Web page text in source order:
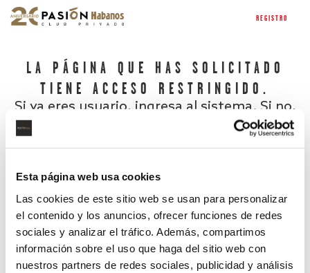
Esta página web usa cookies
Las cookies de este sitio web se usan para personalizar
el contenido y los anuncios, ofrecer funciones de redes
sociales y analizar el tráfico. Además, compartimos
información sobre el uso que haga del sitio web con
nuestros partners de redes sociales, publicidad y análisis
REGISTRO
LA PÁGINA QUE HAS SOLICITADO
TIENE ACCESO RESTRINGIDO.
Si ya eres usuario, ingresa al sistema. Si no,
¿Has olvidado tu contraseña?